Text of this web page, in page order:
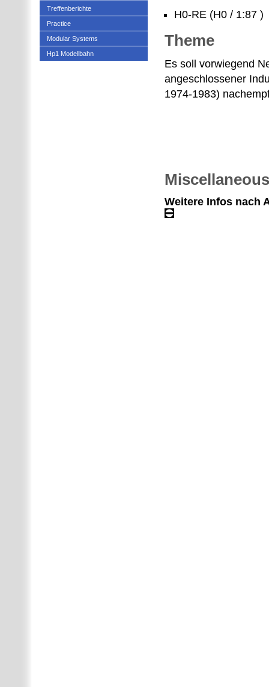
H0-RE (H0 / 1:87 )
Theme
Es soll vorwiegend
angeschlossener
1974-1983)
Miscellaneous
Weitere Infos nach
Treffenberichte
Practice
Modular Systems
Hp1 Modellbahn